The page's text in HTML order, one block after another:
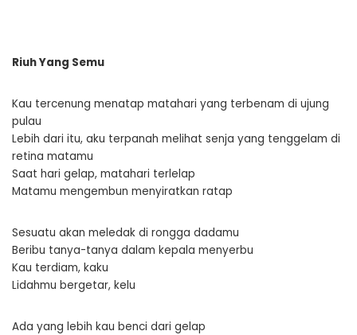
Riuh Yang Semu
Kau tercenung menatap matahari yang terbenam di ujung
pulau
Lebih dari itu, aku terpanah melihat senja yang tenggelam di
retina matamu
Saat hari gelap, matahari terlelap
Matamu mengembun menyiratkan ratap
Sesuatu akan meledak di rongga dadamu
Beribu tanya-tanya dalam kepala menyerbu
Kau terdiam, kaku
Lidahmu bergetar, kelu
Ada yang lebih kau benci dari gelap